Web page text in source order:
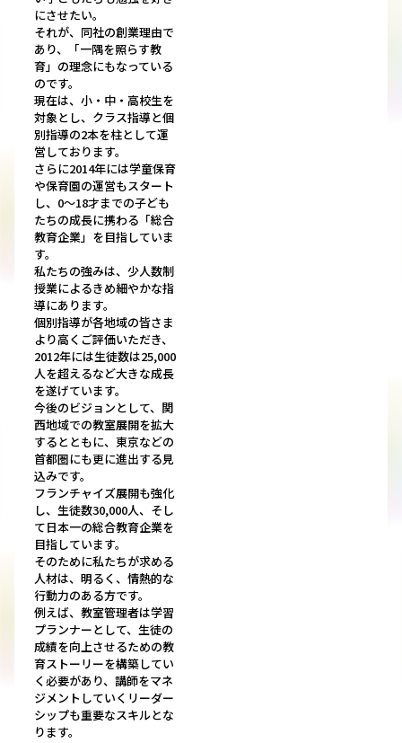
にさせたい。
それが、同社の創業理由で
あり、「一隅を照らす教
育」の理念にもなっている
のです。
現在は、小・中・高校生を
対象とし、クラス指導と個
別指導の2本を柱として運
営しております。
さらに2014年には学童保育
や保育園の運営もスタート
し、0～18才までの子ども
たちの成長に携わる「総合
教育企業」を目指していま
す。
私たちの強みは、少人数制
授業によるきめ細やかな指
導にあります。
個別指導が各地域の皆さま
より高くご評価いただき、
2012年には生徒数は25,000
人を超えるなど大きな成長
を遂げています。
今後のビジョンとして、関
西地域での教室展開を拡大
するとともに、東京などの
首都圏にも更に進出する見
込みです。
フランチャイズ展開も強化
し、生徒数30,000人、そし
て日本一の総合教育企業を
目指しています。
そのために私たちが求める
人材は、明るく、情熱的な
行動力のある方です。
例えば、教室管理者は学習
プランナーとして、生徒の
成績を向上させるための教
育ストーリーを構築してい
く必要があり、講師をマネ
ジメントしていくリーダー
シップも重要なスキルとな
ります。